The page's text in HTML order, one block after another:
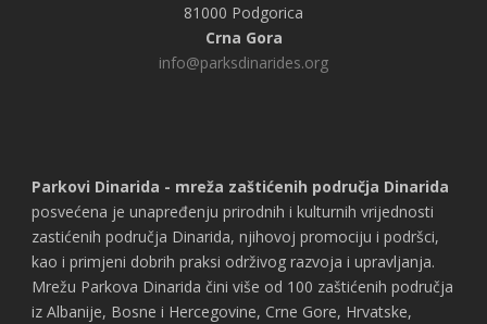
81000 Podgorica
Crna Gora
info@parksdinarides.org
Parkovi Dinarida - mreža zaštićenih područja Dinarida
posvećena je unapređenju prirodnih i kulturnih vrijednosti
zastićenih područja Dinarida, njihovoj promociju i podršci,
kao i primjeni dobrih praksi održivog razvoja i upravljanja.
Mrežu Parkova Dinarida čini više od 100 zaštićenih područja
iz Albanije, Bosne i Hercegovine, Crne Gore, Hrvatske,